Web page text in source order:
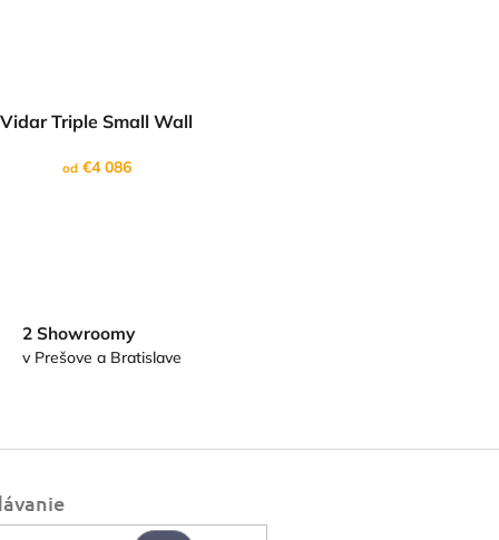
Vidar Triple Small Wall
od€4 086
2 Showroomy
v Prešove a Bratislave